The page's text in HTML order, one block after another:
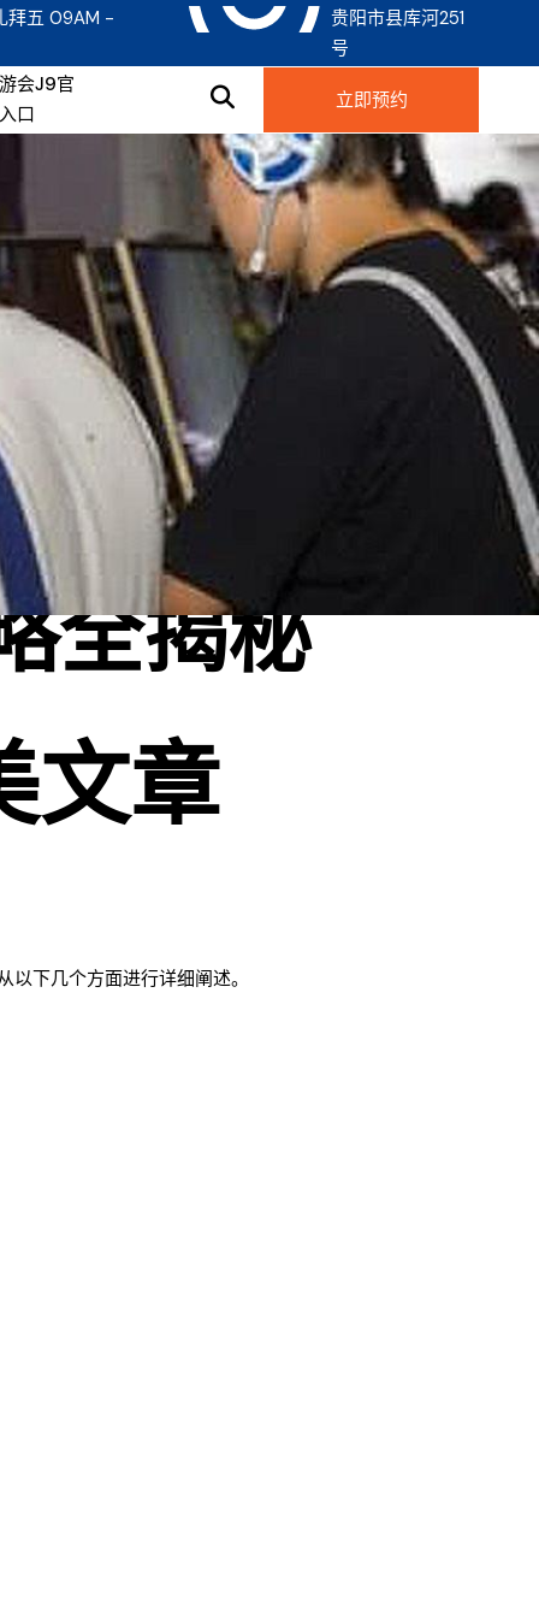
拜五 09AM -
贵阳市县库河251
号
会j9官
口
立即预约
全揭秘
文章
下几个方面进行详细阐述。